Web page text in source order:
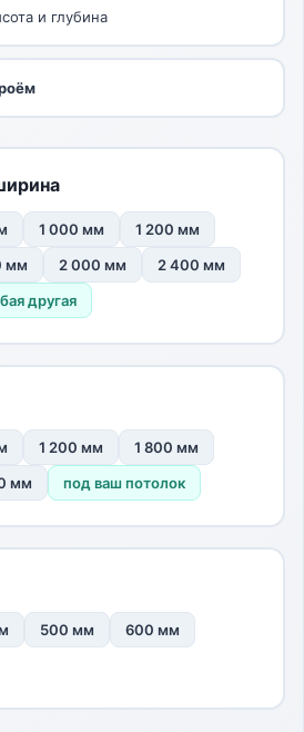
и глубина
1 000 мм
1 200 мм
мм 2 000 мм
2 400 мм
другая
1 200 мм
1 800 мм
мм под ваш потолок
500 мм
600 мм